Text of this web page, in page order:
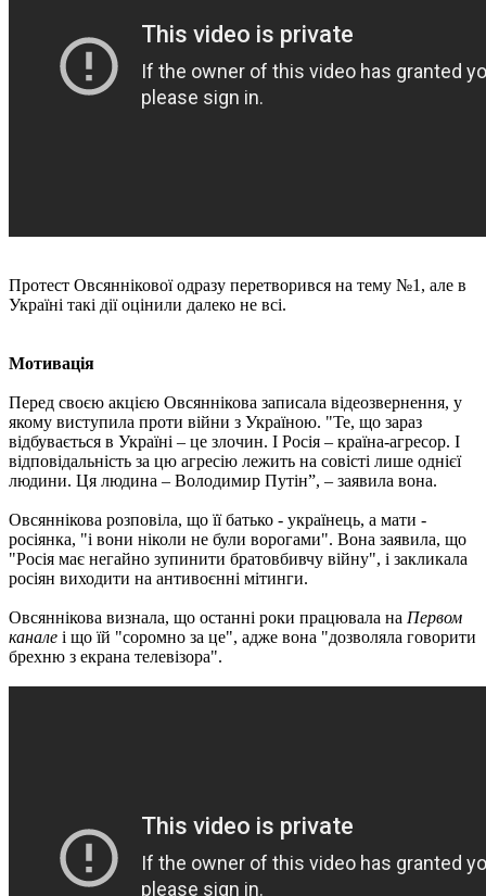
Протест Овсяннікової одразу перетворився на тему №1, але в
Україні такі дії оцінили далеко не всі.
Мотивація
Перед своєю акцією Овсяннікова записала відеозвернення, у
якому виступила проти війни з Україною. "Те, що зараз
відбувається в Україні – це злочин. І Росія – країна-агресор. І
відповідальність за цю агресію лежить на совісті лише однієї
людини. Ця людина – Володимир Путін”, – заявила вона.
Овсяннікова розповіла, що її батько - українець, а мати -
росіянка, "і вони ніколи не були ворогами". Вона заявила, що
"Росія має негайно зупинити братовбивчу війну", і закликала
росіян виходити на антивоєнні мітинги.
Овсяннікова визнала, що останні роки працювала на Первом
канале і що їй "соромно за це", адже вона "дозволяла говорити
брехню з екрана телевізора".